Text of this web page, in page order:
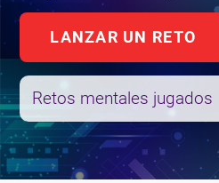
LANZAR UN RETO
Retos mentales jugados